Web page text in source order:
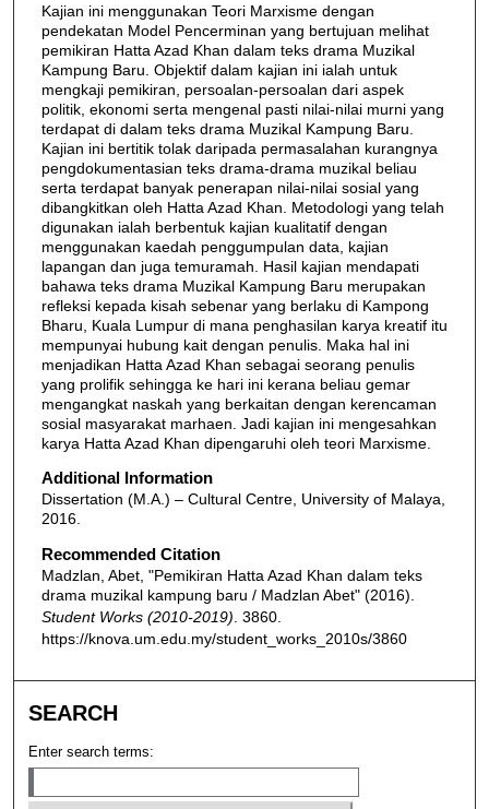
Kajian ini menggunakan Teori Marxisme dengan
pendekatan Model Pencerminan yang bertujuan melihat
pemikiran Hatta Azad Khan dalam teks drama Muzikal
Kampung Baru. Objektif dalam kajian ini ialah untuk
mengkaji pemikiran, persoalan-persoalan dari aspek
politik, ekonomi serta mengenal pasti nilai-nilai murni yang
terdapat di dalam teks drama Muzikal Kampung Baru.
Kajian ini bertitik tolak daripada permasalahan kurangnya
pengdokumentasian teks drama-drama muzikal beliau
serta terdapat banyak penerapan nilai-nilai sosial yang
dibangkitkan oleh Hatta Azad Khan. Metodologi yang telah
digunakan ialah berbentuk kajian kualitatif dengan
menggunakan kaedah penggumpulan data, kajian
lapangan dan juga temuramah. Hasil kajian mendapati
bahawa teks drama Muzikal Kampung Baru merupakan
refleksi kepada kisah sebenar yang berlaku di Kampong
Bharu, Kuala Lumpur di mana penghasilan karya kreatif itu
mempunyai hubung kait dengan penulis. Maka hal ini
menjadikan Hatta Azad Khan sebagai seorang penulis
yang prolifik sehingga ke hari ini kerana beliau gemar
mengangkat naskah yang berkaitan dengan kerencaman
sosial masyarakat marhaen. Jadi kajian ini mengesahkan
karya Hatta Azad Khan dipengaruhi oleh teori Marxisme.
Additional Information
Dissertation (M.A.) – Cultural Centre, University of Malaya,
2016.
Recommended Citation
Madzlan, Abet, "Pemikiran Hatta Azad Khan dalam teks
drama muzikal kampung baru / Madzlan Abet" (2016).
Student Works (2010-2019) . 3860.
https://knova.um.edu.my/student_works_2010s/3860
SEARCH
Enter search terms: